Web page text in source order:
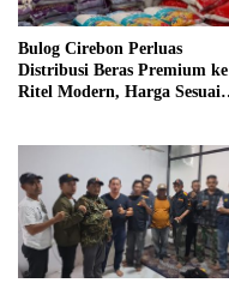
Bulog Cirebon Perluas
Distribusi Beras Premium ke
Ritel Modern, Harga Sesuai